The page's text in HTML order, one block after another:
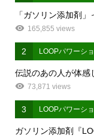
「ガソリン添加剤
165,855 views
2 LOOPパワーシ
伝説のあの人が体
73,871 views
3 LOOPパワーシ
ガソリン添加剤『